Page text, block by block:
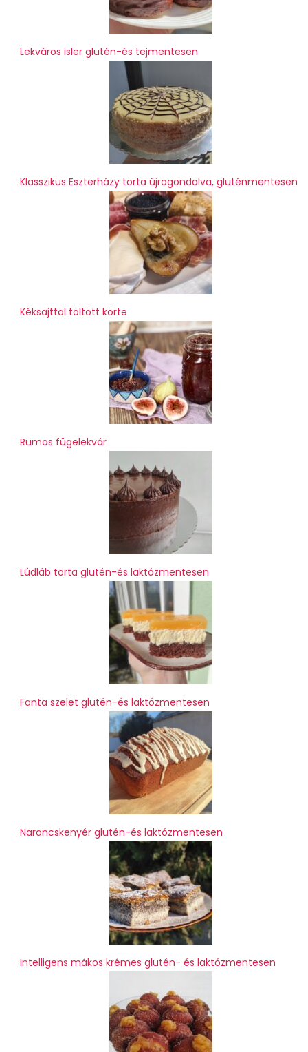
Lekváros isler glutén-és tejmentesen
Klasszikus Eszterházy torta újragondolva, gluténmentesen
Kéksajttal töltött körte
Rumos fügelekvár
Lúdláb torta glutén-és laktózmentesen
Fanta szelet glutén-és laktózmentesen
Narancskenyér glutén-és laktózmentesen
Intelligens mákos krémes glutén- és laktózmentesen